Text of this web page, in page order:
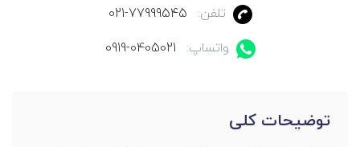
تلفن:
021-77999545
واتساپ:
0919-0405021
توضیحات کلی